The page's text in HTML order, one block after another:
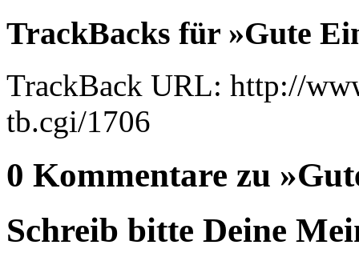
TrackBacks für »Gute
TrackBack URL: http://
tb.cgi/1706
0 Kommentare zu
Schreib bitte Deine